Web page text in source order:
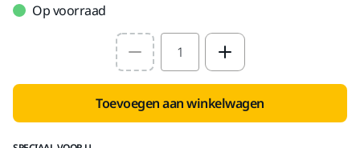
Op voorraad
Select quantity value
Toevoegen aan winkelwagen